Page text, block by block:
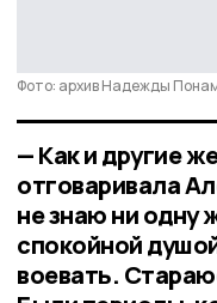
Фото: архив Надежды
— Как и другие
отговаривала
не знаю ни одну
спокойной
воевать.